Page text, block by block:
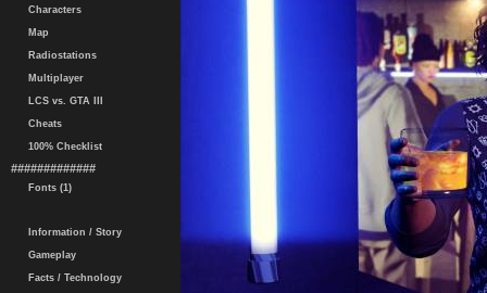
Characters
Map
Radiostations
Multiplayer
LCS vs. GTA III
Cheats
100% Checklist
#############
Fonts (1)
Information / Story
Gameplay
Facts / Technology